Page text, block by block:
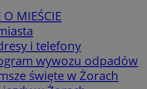
O MIEŚCIE
i telefony
wywozu odpadów
święte w Żorach